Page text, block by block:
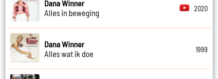
Dana Winner
Alles in beweging
2020
Dana Winner
Alles wat ik doe
1999